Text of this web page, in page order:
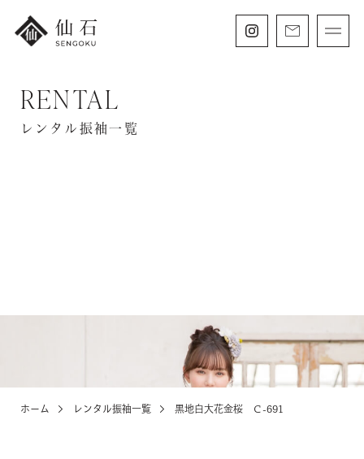
FURISODE 振袖・紋付袴レンタル
フォトウェディング
KIDS
RENTAL
レンタル振袖一覧
ホーム レンタル振袖一覧 黒地白大花金桜 Ｃ-691